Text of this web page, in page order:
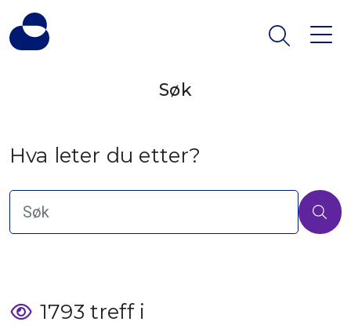
Søk
Hva leter du etter?
1793 treff i